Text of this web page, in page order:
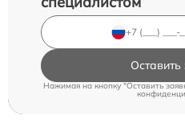
Оставить
Нажимая на кнопку "Оставить